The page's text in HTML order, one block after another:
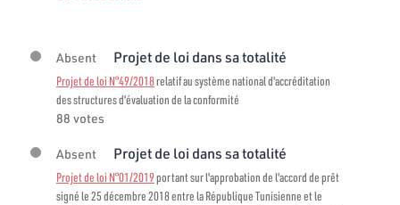
Absent Projet de loi dans sa totalité
Projet de loi N°49/2018relatif au système national d'accréditation
des structures d'évaluation de la conformité
88 votes
Absent Projet de loi dans sa totalité
Projet de loi N°01/2019portant sur l'approbation de l'accord de prêt
signé le 25 décembre 2018 entre la République Tunisienne et le